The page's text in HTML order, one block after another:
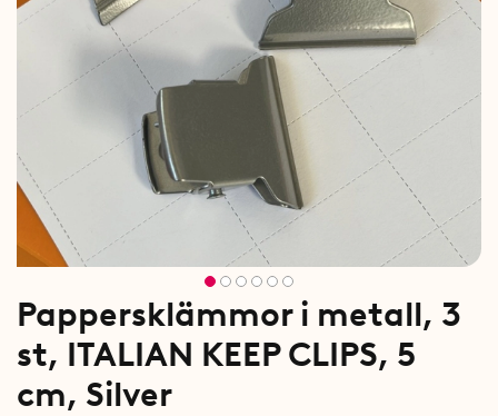
Pappersklämmor i metall, 3
st, ITALIAN KEEP CLIPS, 5
cm, Silver